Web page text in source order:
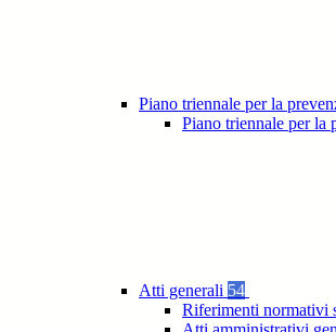
Piano triennale per la
Piano triennale per la
Atti generali 54
Riferimenti normativi